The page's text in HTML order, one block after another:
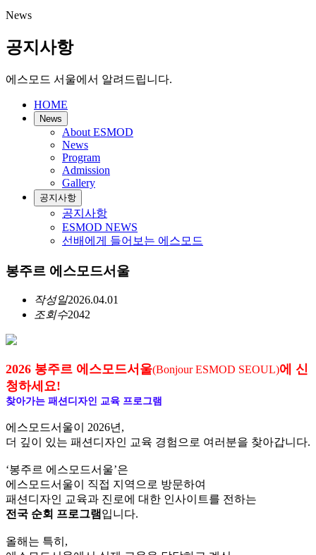
News
공지사항
에스모드 서울에서 알려드립니다.
HOME
News
About ESMOD
News
Program
Admission
Gallery
공지사항
공지사항
ESMOD NEWS
선배에게 들어보는 에스모드
봉주르 에스모드서울
작성일2026.04.01
조회수2042
2026 봉주르 에스모드서울(Bonjour ESMOD SEOUL)에 신
청하세요!
찾아가는 패션디자인 교육 프로그램
에스모드서울이 2026년,
더 깊이 있는 패션디자인 교육 경험으로 여러분을 찾아갑니다.
‘봉주르 에스모드서울’은
에스모드서울이 직접 지역으로 방문하여
패션디자인 교육과 진로에 대한 인사이트를 전하는
전국 순회 프로그램입니다.
올해는 특히,